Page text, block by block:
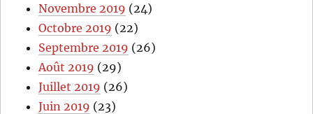
Novembre 2019 (24)
Octobre 2019 (22)
Septembre 2019 (26)
Août 2019 (29)
Juillet 2019 (26)
Juin 2019 (23)